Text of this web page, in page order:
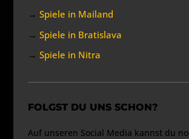
→Spiele in Mailand
→Spiele in Bratislava
→Spiele in Nitra
FOLGST DU UNS SCHON?
Auf unseren Social Media kannst du